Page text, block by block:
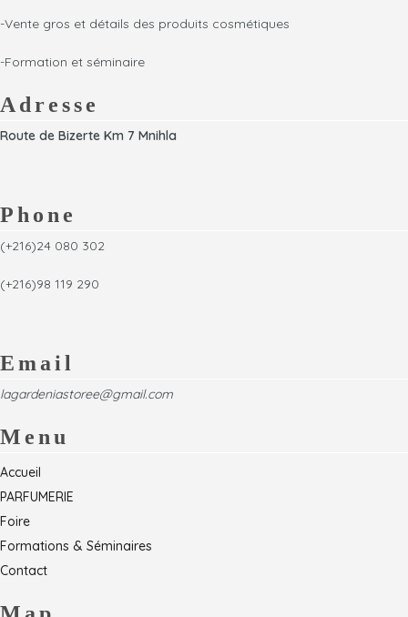
-Vente gros et détails des produits cosmétiques
-Formation et séminaire
Adresse
Route de Bizerte Km 7 Mnihla
Phone
(+216)24 080 302
(+216)98 119 290
Email
lagardeniastoree@gmail.com
Menu
Accueil
PARFUMERIE
Foire
Formations & Séminaires
Contact